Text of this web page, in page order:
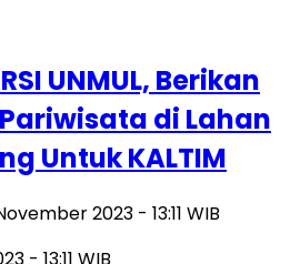
UNMUL, Berikan
di Lahan
Untuk KALTIM
2023 - 13:11 WIB